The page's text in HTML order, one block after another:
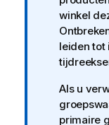
r
m
a
t
e
winkel
leiden tot
Als u
primaire